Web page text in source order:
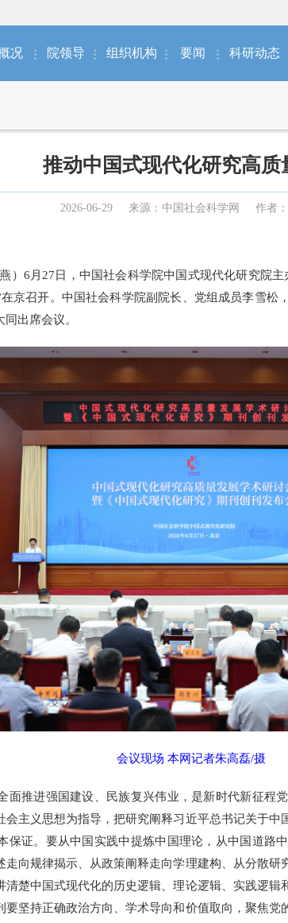
况 院领导 组织机构 要闻 科研动态
推动中国式现代化研究高质
2026-06-29 来源：中国社会科学网 作者
燕）6月27日，中国社会科学院中国式现代化研究院
京召开。中国社会科学院副院长、党组成员李雪
出席会议。
会议现场 本网记者朱高磊/摄
推进强国建设、民族复兴伟业，是新时代新征程
主义思想为指导，把研究阐释习近平总书记关于
保证。要从中国实践中提炼中国理论，从中国道路
向规律揭示、从政策阐释走向学理建构、从分散
楚中国式现代化的历史逻辑、理论逻辑、实践逻
坚持正确政治方向、学术导向和价值取向，聚焦